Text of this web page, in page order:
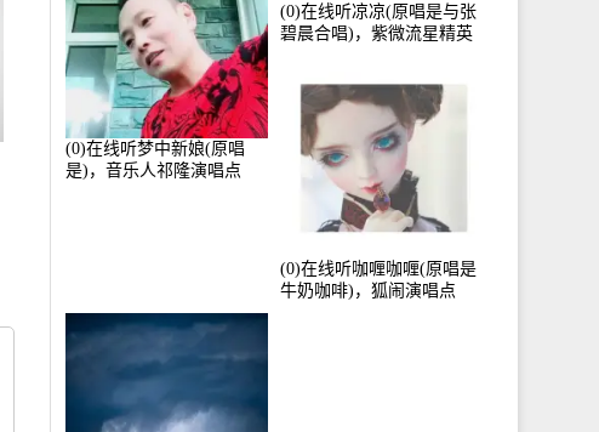
(0)在线听梦中新娘(原唱
是)，音乐人祁隆演唱点
(0)在线听凉凉(原唱是与张
碧晨合唱)，紫微流星精英
(0)在线听咖喱咖喱(原唱是
牛奶咖啡)，狐闹演唱点